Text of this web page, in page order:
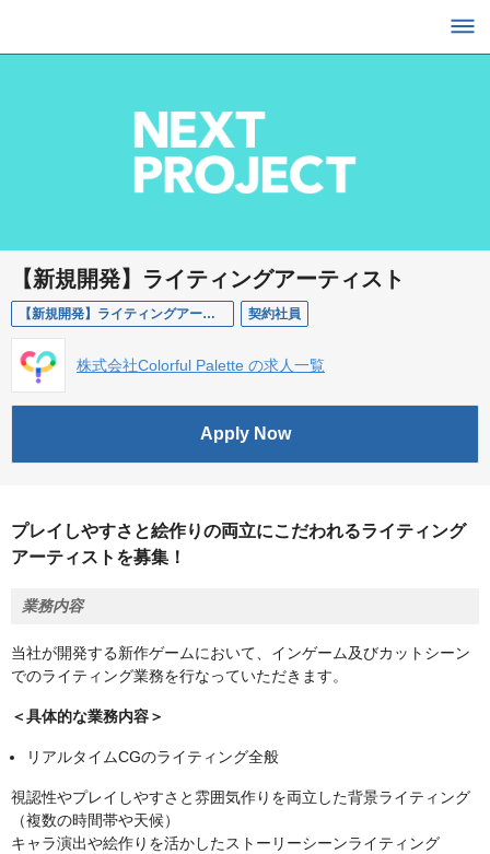
【新規開発】ライティングアーティスト
【新規開発】ライティングアーティスト 契約社員
株式会社Colorful Palette の求人一覧
Apply Now
プレイしやすさと絵作りの両立にこだわれるライティング
アーティストを募集！
業務内容
当社が開発する新作ゲームにおいて、インゲーム及びカットシーン
でのライティング業務を行なっていただきます。
＜具体的な業務内容＞
リアルタイムCGのライティング全般
視認性やプレイしやすさと雰囲気作りを両立した背景ライティング
（複数の時間帯や天候）
キャラ演出や絵作りを活かしたストーリーシーンライティング